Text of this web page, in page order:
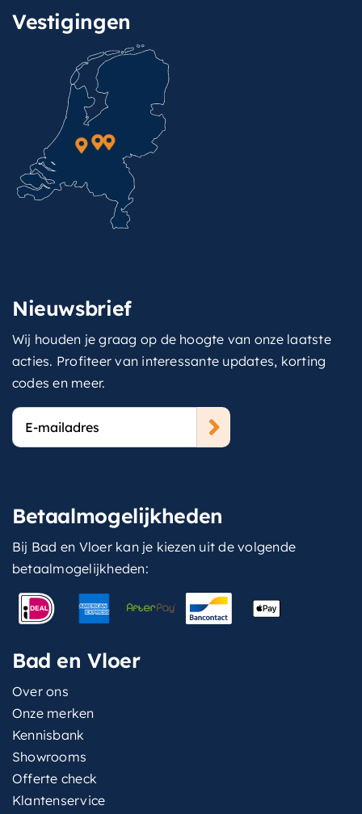
Vestigingen
Nieuwsbrief
Wij houden je graag op de hoogte van onze laatste
acties. Profiteer van interessante updates, korting
codes en meer.
E-
mailadres
Betaalmogelijkheden
Bij Bad en Vloer kan je kiezen uit de volgende
betaalmogelijkheden:
Bad en Vloer
Over ons
Onze merken
Kennisbank
Showrooms
Offerte check
Klantenservice